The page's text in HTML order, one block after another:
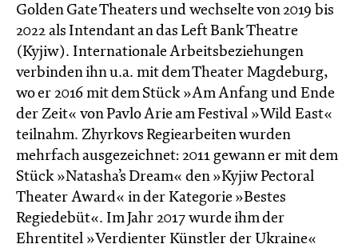
Golden Gate Theaters und wechselte von 2019 bis
2022 als Intendant an das Left Bank Theatre
(Kyjiw). Internationale Arbeitsbeziehungen
verbinden ihn u.a. mit dem Theater Magdeburg,
wo er 2016 mit dem Stück »Am Anfang und Ende
der Zeit« von Pavlo Arie am Festival »Wild East«
teilnahm. Zhyrkovs Regiearbeiten wurden
mehrfach ausgezeichnet: 2011 gewann er mit dem
Stück »Natasha’s Dream« den »Kyjiw Pectoral
Theater Award« in der Kategorie »Bestes
Regiedebüt«. Im Jahr 2017 wurde ihm der
Ehrentitel »Verdienter Künstler der Ukraine«